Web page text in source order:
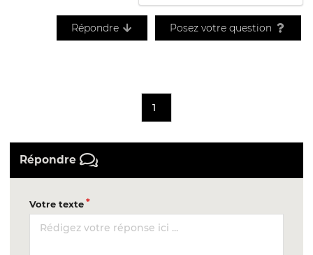
Répondre Posez votre question
1
Répondre
Votre texte